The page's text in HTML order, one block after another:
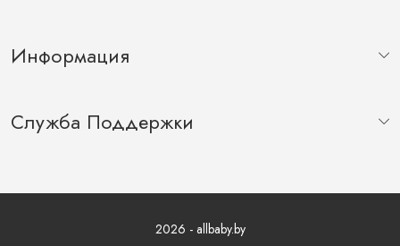
Информация
Служба Поддержки
2026 - allbaby.by